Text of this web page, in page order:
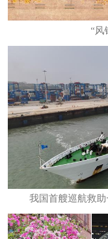
“风
我国首艘巡航救